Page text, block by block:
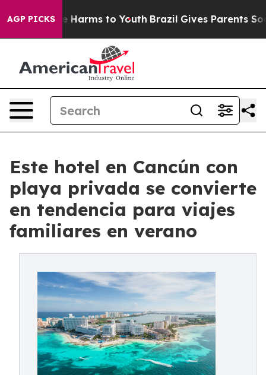
AGP PICKS
to Abate Harms to Youth Brazil Gives Parents Social
Este hotel en Cancún con
playa privada se convierte
en tendencia para viajes
familiares en verano